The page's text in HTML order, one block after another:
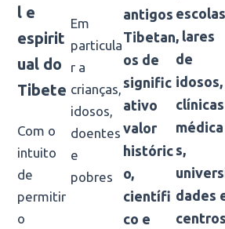
l e
espirit
ual do
Tibete
Com o
intuito
de
permitir
o
Em
particula
r a
crianças,
idosos,
doentes
e
pobres
antigos
Tibetan
os de
signific
ativo
valor
históric
o,
científi
co e
escolas
, lares
de
idosos,
clínicas
médica
s,
dades
centros